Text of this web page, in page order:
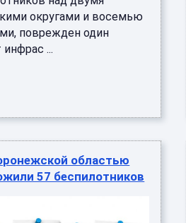
округами и восемью
поврежден один
...
областью
57 беспилотников